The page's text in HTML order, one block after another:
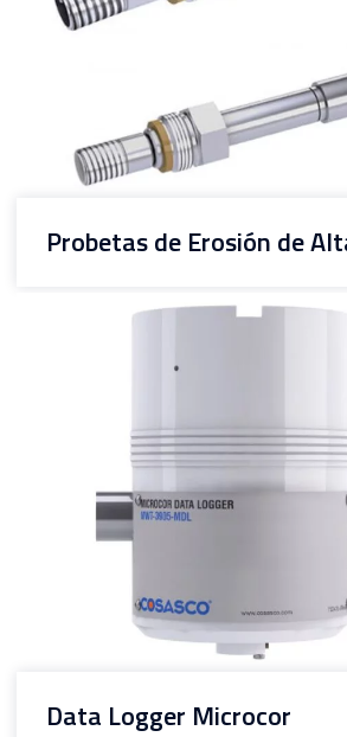
Data Logger Microcor